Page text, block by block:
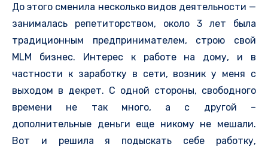
До этого сменила несколько видов деятельности —
занималась репетиторством, около 3 лет была
традиционным предпринимателем, строю свой
MLM бизнес. Интерес к работе на дому, и в
частности к заработку в сети, возник у меня с
выходом в декрет. С одной стороны, свободного
времени не так много, а с другой –
дополнительные деньги еще никому не мешали.
Вот и решила я подыскать себе работку,